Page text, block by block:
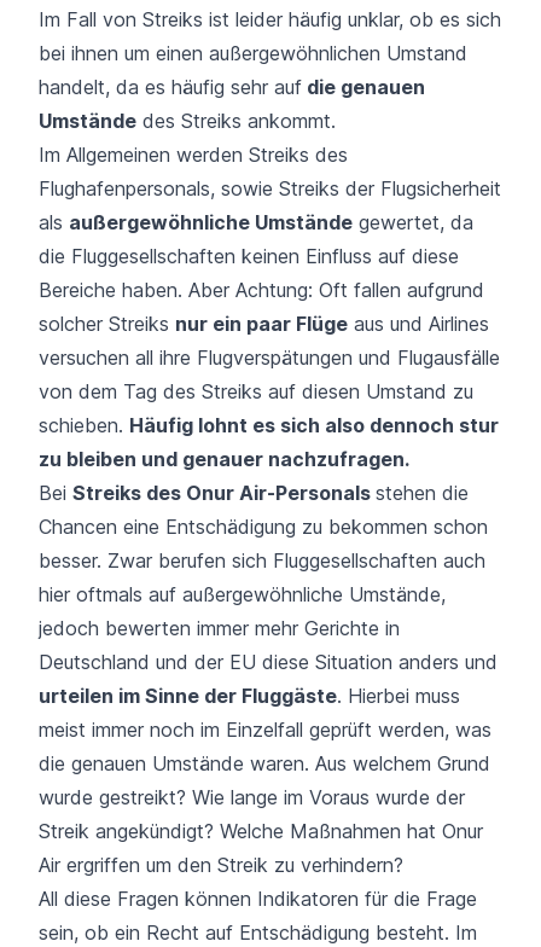
Im Fall von Streiks ist leider häufig unklar, ob es sich
bei ihnen um einen außergewöhnlichen Umstand
handelt, da es häufig sehr auf die genauen
Umstände des Streiks ankommt.
Im Allgemeinen werden Streiks des
Flughafenpersonals, sowie Streiks der Flugsicherheit
als außergewöhnliche Umstände gewertet, da
die Fluggesellschaften keinen Einfluss auf diese
Bereiche haben. Aber Achtung: Oft fallen aufgrund
solcher Streiks nur ein paar Flüge aus und Airlines
versuchen all ihre Flugverspätungen und Flugausfälle
von dem Tag des Streiks auf diesen Umstand zu
schieben. Häufig lohnt es sich also dennoch stur
zu bleiben und genauer nachzufragen.
Bei Streiks des Onur Air-Personals stehen die
Chancen eine Entschädigung zu bekommen schon
besser. Zwar berufen sich Fluggesellschaften auch
hier oftmals auf außergewöhnliche Umstände,
jedoch bewerten immer mehr Gerichte in
Deutschland und der EU diese Situation anders und
urteilen im Sinne der Fluggäste. Hierbei muss
meist immer noch im Einzelfall geprüft werden, was
die genauen Umstände waren. Aus welchem Grund
wurde gestreikt? Wie lange im Voraus wurde der
Streik angekündigt? Welche Maßnahmen hat Onur
Air ergriffen um den Streik zu verhindern?
All diese Fragen können Indikatoren für die Frage
sein, ob ein Recht auf Entschädigung besteht. Im